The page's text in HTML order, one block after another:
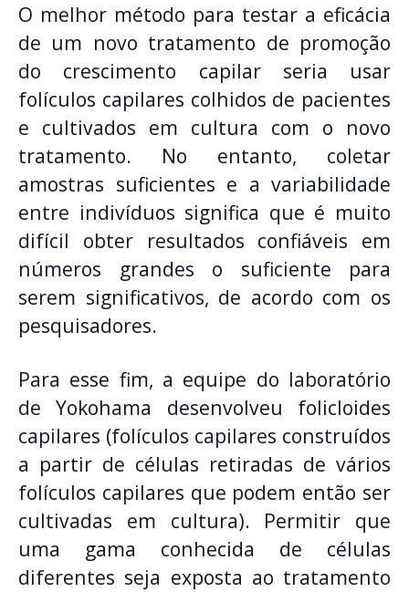
O melhor método para testar a eficácia
de um novo tratamento de promoção
do crescimento capilar seria usar
folículos capilares colhidos de pacientes
e cultivados em cultura com o novo
tratamento. No entanto, coletar
amostras suficientes e a variabilidade
entre indivíduos significa que é muito
difícil obter resultados confiáveis ​​em
números grandes o suficiente para
serem significativos, de acordo com os
pesquisadores.
Para esse fim, a equipe do laboratório
de Yokohama desenvolveu folicloides
capilares (folículos capilares construídos
a partir de células retiradas de vários
folículos capilares que podem então ser
cultivadas em cultura). Permitir que
uma gama conhecida de células
diferentes seja exposta ao tratamento